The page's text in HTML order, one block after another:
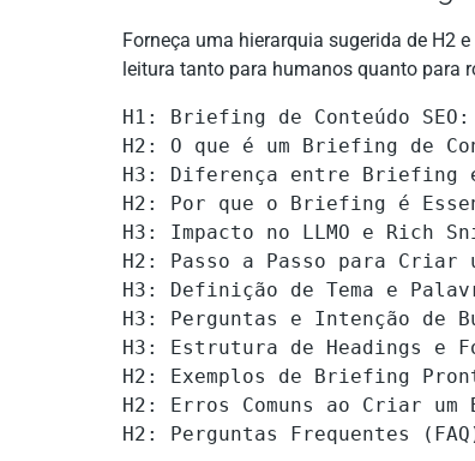
Forneça uma hierarquia sugerida de H2
leitura tanto para humanos quanto para
H1: Briefing de Conteúdo
H2: O que é um Briefing de
H3: Diferença entre Briefing
H2: Por que o Briefing é
H3: Impacto no LLMO e Rich
H2: Passo a Passo para Criar
H3: Definição de Tema e
H3: Perguntas e Intenção de
H3: Estrutura de Headings e
H2: Exemplos de Briefing
H2: Erros Comuns ao Criar
H2: Perguntas Frequentes